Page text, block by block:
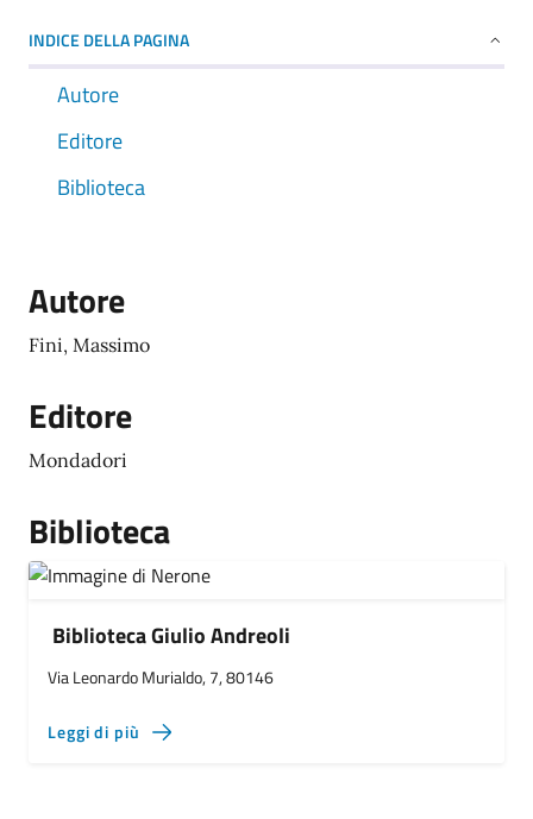
INDICE DELLA PAGINA
Autore
Editore
Biblioteca
Autore
Fini, Massimo
Editore
Mondadori
Biblioteca
Biblioteca Giulio Andreoli
Via Leonardo Murialdo, 7, 80146
Leggi di più